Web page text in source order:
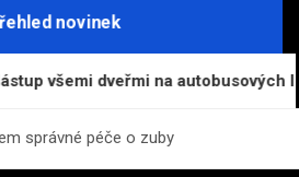
novinek
dveřmi na autobusových linkách v
správné péče o zuby